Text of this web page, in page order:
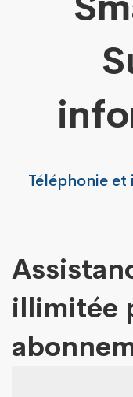
Téléphonie
illimitée